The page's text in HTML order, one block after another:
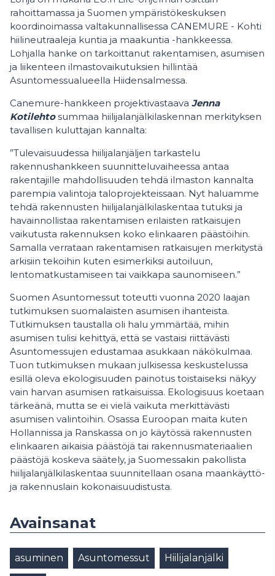
rahoittamassa ja Suomen ympäristökeskuksen
koordinoimassa valtakunnallisessa CANEMURE - Kohti
hiilineutraaleja kuntia ja maakuntia -hankkeessa.
Lohjalla hanke on tarkoittanut rakentamisen, asumisen
ja liikenteen ilmastovaikutuksien hillintää
Asuntomessualueella Hiidensalmessa.
Canemure-hankkeen projektivastaava Jenna
Kotilehtosummaa hiilijalanjälkilaskennan merkityksen
tavallisen kuluttajan kannalta:
”Tulevaisuudessa hiilijalanjäljen tarkastelu
rakennushankkeen suunnitteluvaiheessa antaa
rakentajille mahdollisuuden tehdä ilmaston kannalta
parempia valintoja taloprojekteissaan. Nyt haluamme
tehdä rakennusten hiilijalanjälkilaskentaa tutuksi ja
havainnollistaa rakentamisen erilaisten ratkaisujen
vaikutusta rakennuksen koko elinkaaren päästöihin.
Samalla verrataan rakentamisen ratkaisujen merkitystä
arkisiin tekoihin kuten esimerkiksi autoiluun,
lentomatkustamiseen tai vaikkapa saunomiseen.”
Suomen Asuntomessut toteutti vuonna 2020 laajan
tutkimuksen suomalaisten asumisen ihanteista.
Tutkimuksen taustalla oli halu ymmärtää, mihin
asumisen tulisi kehittyä, että se vastaisi riittävästi
Asuntomessujen edustamaa asukkaan näkökulmaa.
Tuon tutkimuksen mukaan julkisessa keskustelussa
esillä oleva ekologisuuden painotus toistaiseksi näkyy
vain harvan asumisen ratkaisuissa. Ekologisuus koetaan
tärkeänä, mutta se ei vielä vaikuta merkittävästi
asumisen valintoihin. Osassa Euroopan maita kuten
Hollannissa ja Ranskassa on jo käytössä rakennusten
elinkaaren aikaisia päästöjä tai rakennusmateriaalien
päästöjä koskeva säätely, ja Suomessakin pakollista
hiilijalanjälkilaskentaa suunnitellaan osana maankäyttö-
ja rakennuslain kokonaisuudistusta.
Avainsanat
asuminen Asuntomessut Hiilijalanjälki